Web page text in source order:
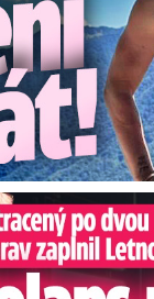
Pártlová